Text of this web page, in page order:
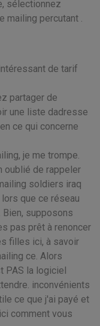
sélectionnez
mailing percutant .
de tarif
partager de
une liste dadresse
ce qui concerne
je me trompe.
oublié de rappeler
soldiers iraq
que ce réseau
Bien, supposons
pas prêt à renoncer
filles ici, à savoir
ce. Alors
PAS la logiciel
inconvénients
ce que j'ai payé et
comment vous